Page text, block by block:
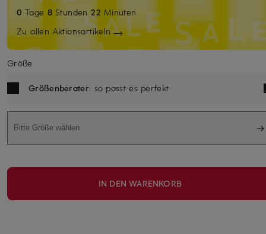
0 Tage8 Stunden22 Minuten
Zu allen Aktionsartikeln
Größe
Größenberater: so passt es perfekt
Bitte Größe wählen
IN DEN WARENKORB